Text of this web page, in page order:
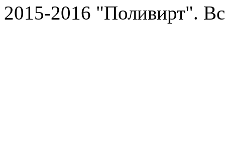
2015-2016 "Поливирт".